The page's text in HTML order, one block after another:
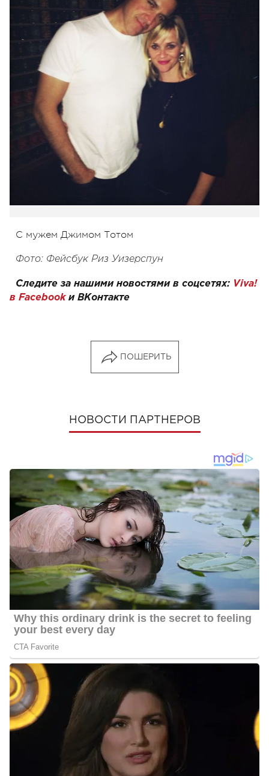
С мужем Джимом Тотом
Фото: Фейсбук Риз Уизерспун
Следите за нашими новостями в соцсетях: Viva!
в Facebookи ВКонтакте
ПОШЕРИТЬ
НОВОСТИ ПАРТНЕРОВ